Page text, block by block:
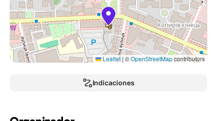
Leaflet | ©OpenStreetMapcontributors
Indicaciones